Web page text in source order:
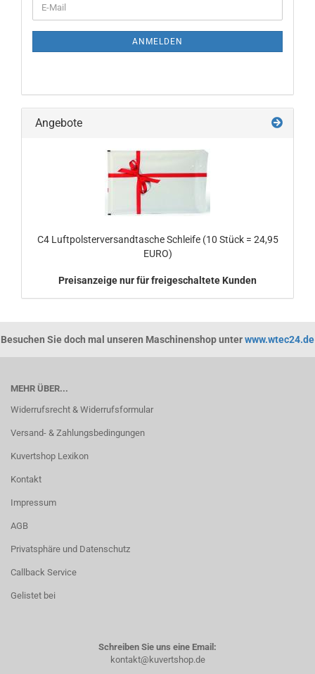
ZUR
E-
Mail
ANMELDEN
Angebote
C4 Luftpolsterversandtasche Schleife (10 Stück = 24,95
EURO)
Preisanzeige nur für freigeschaltete Kunden
Besuchen Sie doch mal unseren Maschinenshop unterwww.wtec24.de
MEHR ÜBER...
Widerrufsrecht & Widerrufsformular
Versand- & Zahlungsbedingungen
Kuvertshop Lexikon
Kontakt
Impressum
AGB
Privatsphäre und Datenschutz
Callback Service
Gelistet bei
Schreiben Sie uns eine Email:
kontakt@kuvertshop.de